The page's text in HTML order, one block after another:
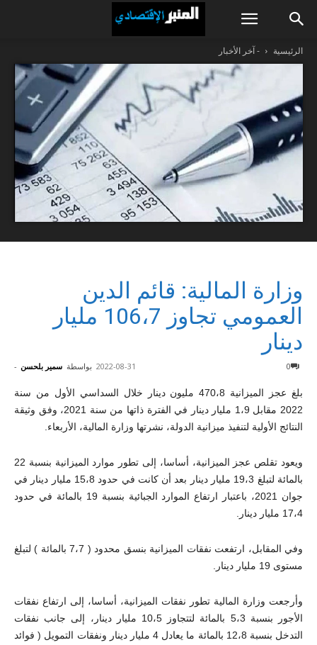
الرئيسية - آخر الأخبار
وزارة المالية: قائم الدين
العمومي تجاوز 106،7 مليار
دينار
بواسطة سمير بلحسن - 2022-08-31 0
بلغ عجز الميزانية 470،8 مليون دينار خلال السداسي الأول من سنة
2022 مقابل 1،9 مليار دينار في الفترة ذاتها من سنة 2021، وفق وثيقة
النتائج الأولية لتنفيذ ميزانية الدولة، نشرتها وزارة المالية، الأربعاء.
ويعود تقلص عجز الميزانية، أساسا، إلى تطور موارد الميزانية بنسبة 22
بالمائة لتبلغ 19،3 مليار دينار بعد أن كانت في حدود 15،8 مليار دينار في
جوان 2021، باعتبار ارتفاع الموارد الجبائية بنسبة 19 بالمائة في حدود
17،4 مليار دينار.
وفي المقابل، ارتفعت نفقات الميزانية بنسق محدود ( 7،7 بالمائة ) لتبلغ
مستوى 19 مليار دينار.
وأرجعت وزارة المالية تطور نفقات الميزانية، أساسا، إلى ارتفاع نفقات
الأجور بنسبة 5،3 بالمائة لتتجاوز 10،5 مليار دينار، إلى جانب نفقات
التدخل بنسبة 12،8 بالمائة ما يعادل 4 مليار دينار ونفقات التمويل ( فوائد